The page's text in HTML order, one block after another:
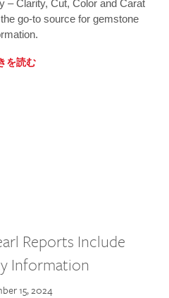
– Clarity, Cut, Color and Carat
go-to source for gemstone
を読む
Reports Include
Information
15, 2024